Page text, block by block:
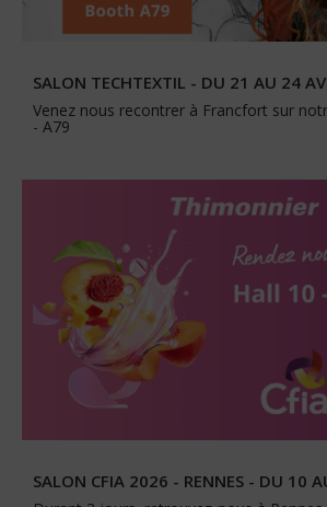
SALON TECHTEXTIL - DU 21 AU 24
Venez nous recontrer à Francfort sur
- A79
SALON CFIA 2026 - RENNES - DU 10